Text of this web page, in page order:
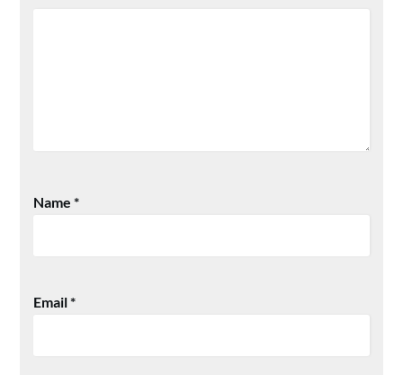
Name*
Email*